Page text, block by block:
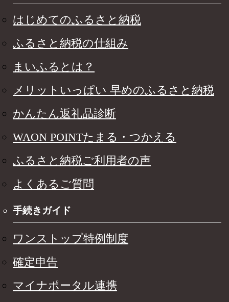
はじめてのふるさと納税
ふるさと納税の仕組み
まいふるとは？
メリットいっぱい 早めのふるさと納税
かんたん返礼品診断
WAON POINTたまる・つかえる
ふるさと納税ご利用者の声
よくあるご質問
手続きガイド
ワンストップ特例制度
確定申告
マイナポータル連携